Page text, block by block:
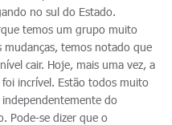
no sul do Estado.
temos um grupo muito
mudanças, temos notado que
cair. Hoje, mais uma vez, a
incrível. Estão todos muito
do
Pode-se dizer que o